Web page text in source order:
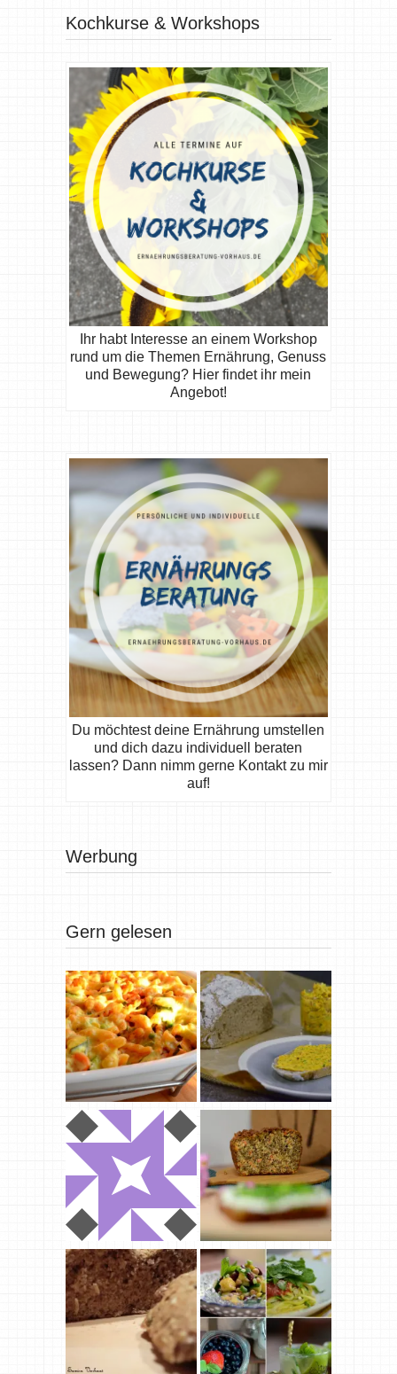
Kochkurse & Workshops
Ihr habt Interesse an einem Workshop
rund um die Themen Ernährung, Genuss
und Bewegung? Hier findet ihr mein
Angebot!
Du möchtest deine Ernährung umstellen
und dich dazu individuell beraten
lassen? Dann nimm gerne Kontakt zu mir
auf!
Werbung
Gern gelesen